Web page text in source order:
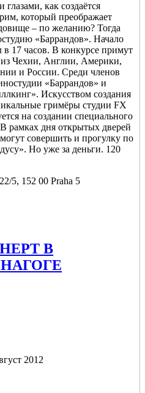
как создаётся
который преображает
– по желанию? Тогда
«Баррандов». Начало
17 часов. В конкурсе примут
Чехии, Англии, Америки,
и России. Среди членов
«Баррандов» и
Искусством создания
гримёры студии FX
на создании специального
рамках дня открытых дверей
совершить и прогулку по
Но уже за деньги. 120
5, 152 00 Praha 5
В
2012